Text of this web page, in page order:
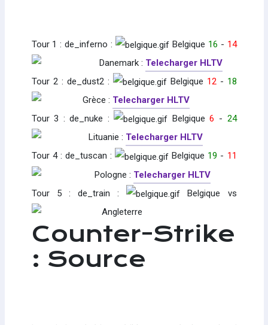
Tour 1 : de_inferno : Belgique 16 - 14
Danemark : Telecharger HLTV
Tour 2 : de_dust2 :
Belgique 12- 18
Grèce : Telecharger HLTV
Tour 3 : de_nuke :
Belgique6 - 24
Lituanie : Telecharger HLTV
Tour 4 : de_tuscan :
Belgique 19 - 11
Pologne : Telecharger HLTV
Tour 5 : de_train :
Belgique vs
Angleterre
Counter-Strike
: Source